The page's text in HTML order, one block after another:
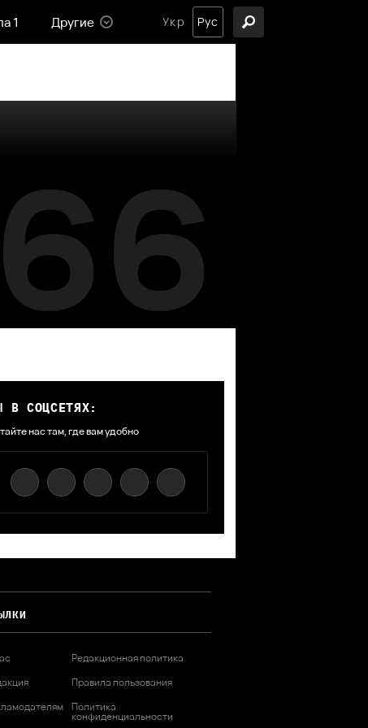
1 Другие Укр Рус
66
В СОЦСЕТЯХ:
нас там, где вам удобно
Редакционная политика
Правила пользования
Политика
конфиденциальности